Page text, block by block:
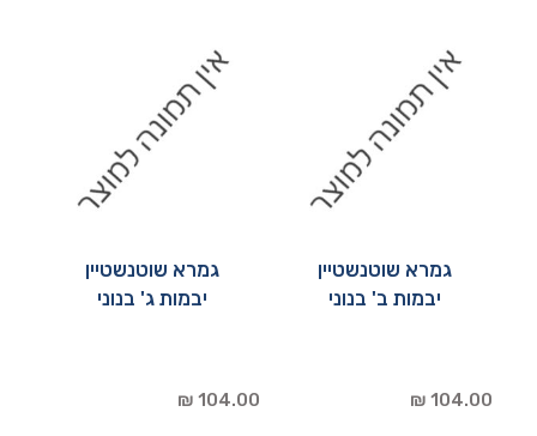
גמרא שוטנשטיין
יבמות ב' בנוני
104.00 ₪
גמרא שוטנשטיין
יבמות ג' בנוני
104.00 ₪